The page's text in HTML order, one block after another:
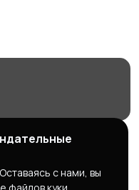
| Работа |
5609203278 ОГРН
с нами, вы